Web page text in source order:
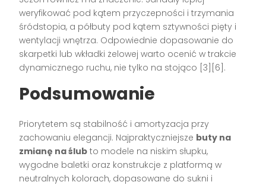
weryfikować pod kątem przyczepności i trzymania
śródstopia, a półbuty pod kątem sztywności pięty i
wentylacji wnętrza. Odpowiednie dopasowanie do
skarpetki lub wkładki żelowej warto ocenić w trakcie
dynamicznego ruchu, nie tylko na stojąco [3][6].
Podsumowanie
Priorytetem są stabilność i amortyzacja przy
zachowaniu elegancji. Najpraktyczniejsze buty na
zmianę na ślub to modele na niskim słupku,
wygodne baletki oraz konstrukcje z platformą w
neutralnych kolorach, dopasowane do sukni i